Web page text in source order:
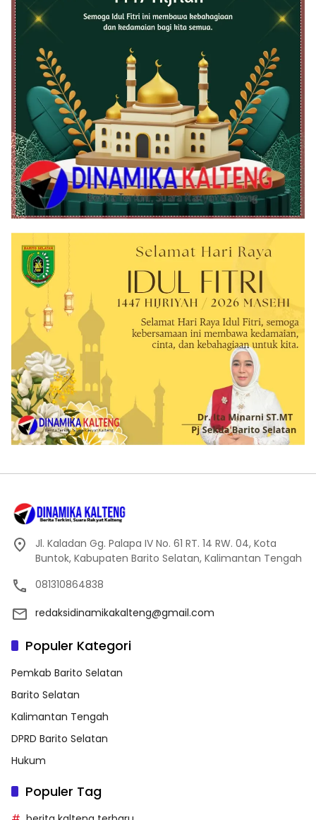
Jl. Kaladan Gg. Palapa IV No. 61 RT. 14 RW. 04, Kota
Buntok, Kabupaten Barito Selatan, Kalimantan Tengah
081310864838
redaksidinamikakalteng@gmail.com
Populer Kategori
Pemkab Barito Selatan
Barito Selatan
Kalimantan Tengah
DPRD Barito Selatan
Hukum
Populer Tag